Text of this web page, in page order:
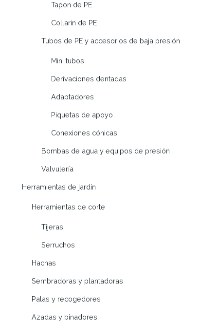
Tapon de PE
Collarin de PE
Tubos de PE y accesorios de baja presión
Mini tubos
Derivaciones dentadas
Adaptadores
Piquetas de apoyo
Conexiones cónicas
Bombas de agua y equipos de presión
Valvulería
Herramientas de jardín
Herramientas de corte
Tijeras
Serruchos
Hachas
Sembradoras y plantadoras
Palas y recogedores
Azadas y binadores